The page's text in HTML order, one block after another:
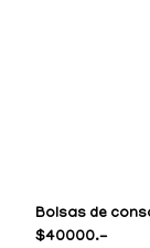
Bolsas de
$40000.-